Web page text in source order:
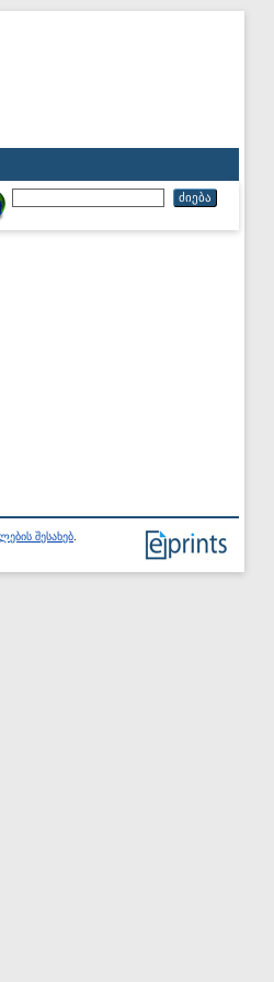
შესახებ